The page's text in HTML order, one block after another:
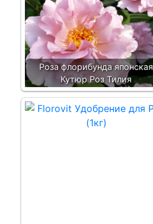
Роза флорибунда японская
Кутюр Роз Тилия